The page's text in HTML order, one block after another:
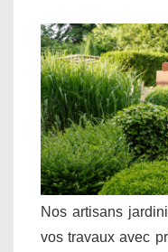
Nos artisans
vos travaux avec